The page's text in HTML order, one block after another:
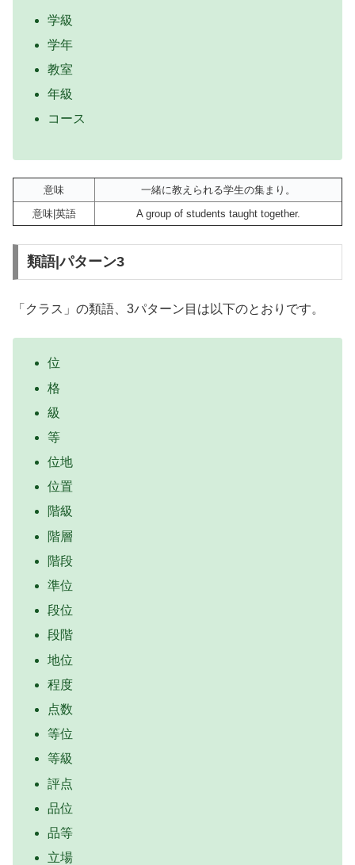
学級
学年
教室
年級
コース
意味
一緒に教えられる学生の集まり。
意味|英語
A group of students taught together.
類語|パターン3
「クラス」の類語、3パターン目は以下のとおりです。
位
格
級
等
位地
位置
階級
階層
階段
準位
段位
段階
地位
程度
点数
等位
等級
評点
品位
品等
立場